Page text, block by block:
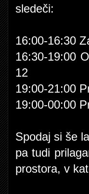
sledeči:
16:00-16:30
16:30-19:00
12
19:00-21:00
19:00-00:00
Spodaj si še
pa tudi
prostora, v